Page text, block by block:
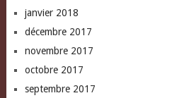
janvier 2018
décembre 2017
novembre 2017
octobre 2017
septembre 2017